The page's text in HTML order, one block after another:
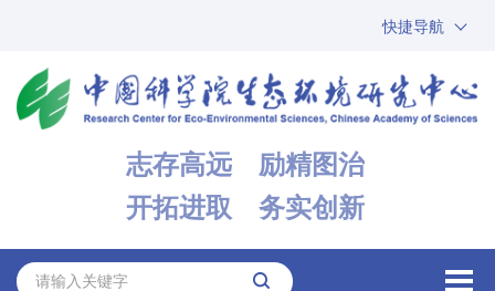
快捷导航
ARP
邮箱
志存高远 励精图治
开拓进取 务实创新